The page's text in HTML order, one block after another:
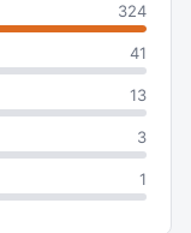
324
41
13
3
1